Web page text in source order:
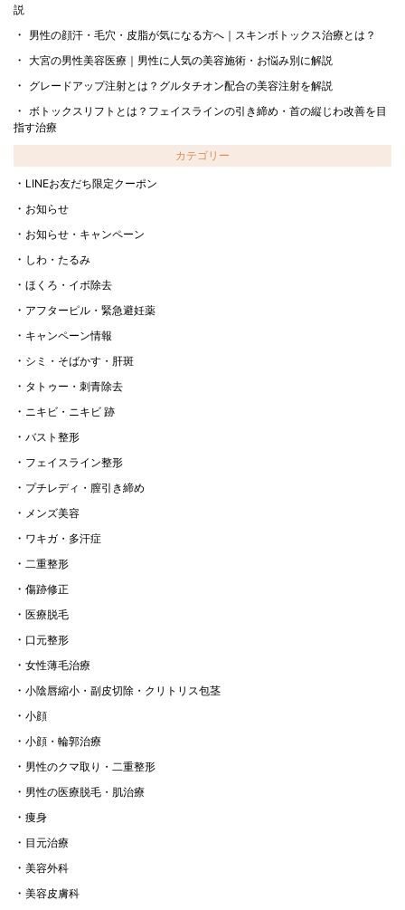
説
男性の顔汗・毛穴・皮脂が気になる方へ｜スキンボトックス治療とは？
大宮の男性美容医療｜男性に人気の美容施術・お悩み別に解説
グレードアップ注射とは？グルタチオン配合の美容注射を解説
ボトックスリフトとは？フェイスラインの引き締め・首の縦じわ改善を目
指す治療
カテゴリー
LINEお友だち限定クーポン
お知らせ
お知らせ・キャンペーン
しわ・たるみ
ほくろ・イボ除去
アフターピル・緊急避妊薬
キャンペーン情報
シミ・そばかす・肝斑
タトゥー・刺青除去
ニキビ・ニキビ 跡
バスト整形
フェイスライン整形
プチレディ・膣引き締め
メンズ美容
ワキガ・多汗症
二重整形
傷跡修正
医療脱毛
口元整形
女性薄毛治療
小陰唇縮小・副皮切除・クリトリス包茎
小顔
小顔・輪郭治療
男性のクマ取り・二重整形
男性の医療脱毛・肌治療
痩身
目元治療
美容外科
美容皮膚科